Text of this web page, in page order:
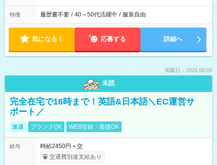
特徴 履歴書不要 / 40～50代活躍中 / 服装自由
気になる！ 応募する 詳細へ
掲載日：2026.08.09
未読
完全在宅で16時まで！英語&日本語＼EC運営サ
ポート／
派遣 ブランクOK WEB登録・面接OK
給与
時給2450円＋交
交通費別途支給あり